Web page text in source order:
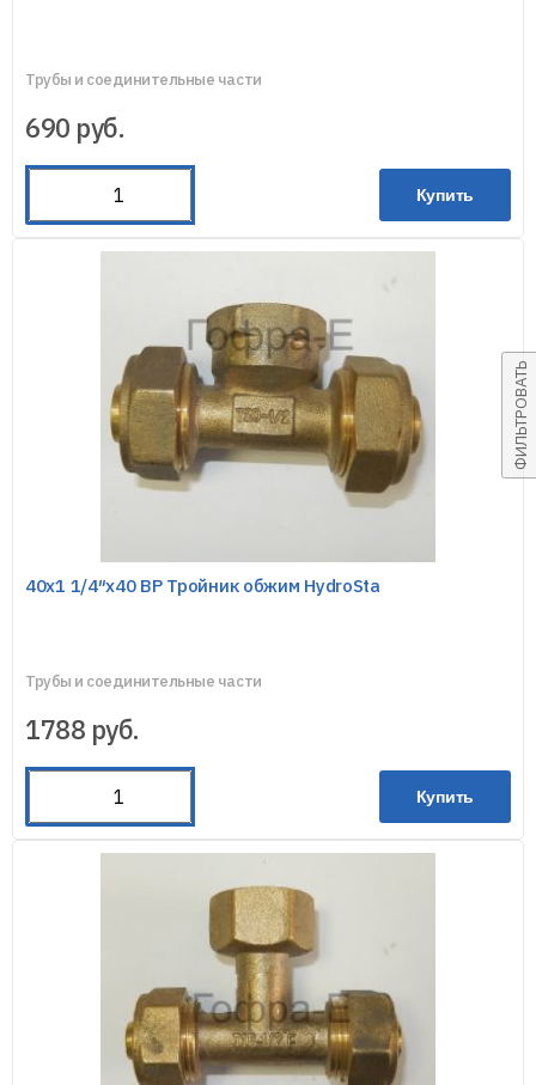
ФИЛЬТРОВАТЬ
Трубы и соединительные части
690 руб.
Купить
40х1 1/4″х40 ВР Тройник обжим HydroSta
Трубы и соединительные части
1788 руб.
Купить